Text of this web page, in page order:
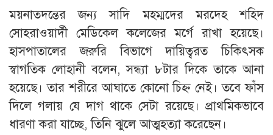
ময়নাতদন্তের জন্য সাদি মহম্মদের মরদেহ শহিদ
সোহরাওয়ার্দী মেডিকেল কলেজের মর্গে রাখা হয়েছে।
হাসপাতালের জরুরি বিভাগে দায়িত্বরত চিকিৎসক
স্বাগতিক লোহানী বলেন, সন্ধ্যা ৮টার দিকে তাকে আনা
হয়েছে। তার শরীরে আঘাতে কোনো চিহ্ন নেই। তবে ফাঁস
দিলে গলায় যে দাগ থাকে সেটা রয়েছে। প্রাথমিকভাবে
ধারণা করা যাচ্ছে, তিনি ঝুলে আত্মহত্যা করেছেন।